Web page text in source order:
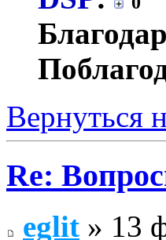
Вернуться
Re:
eglit » 13